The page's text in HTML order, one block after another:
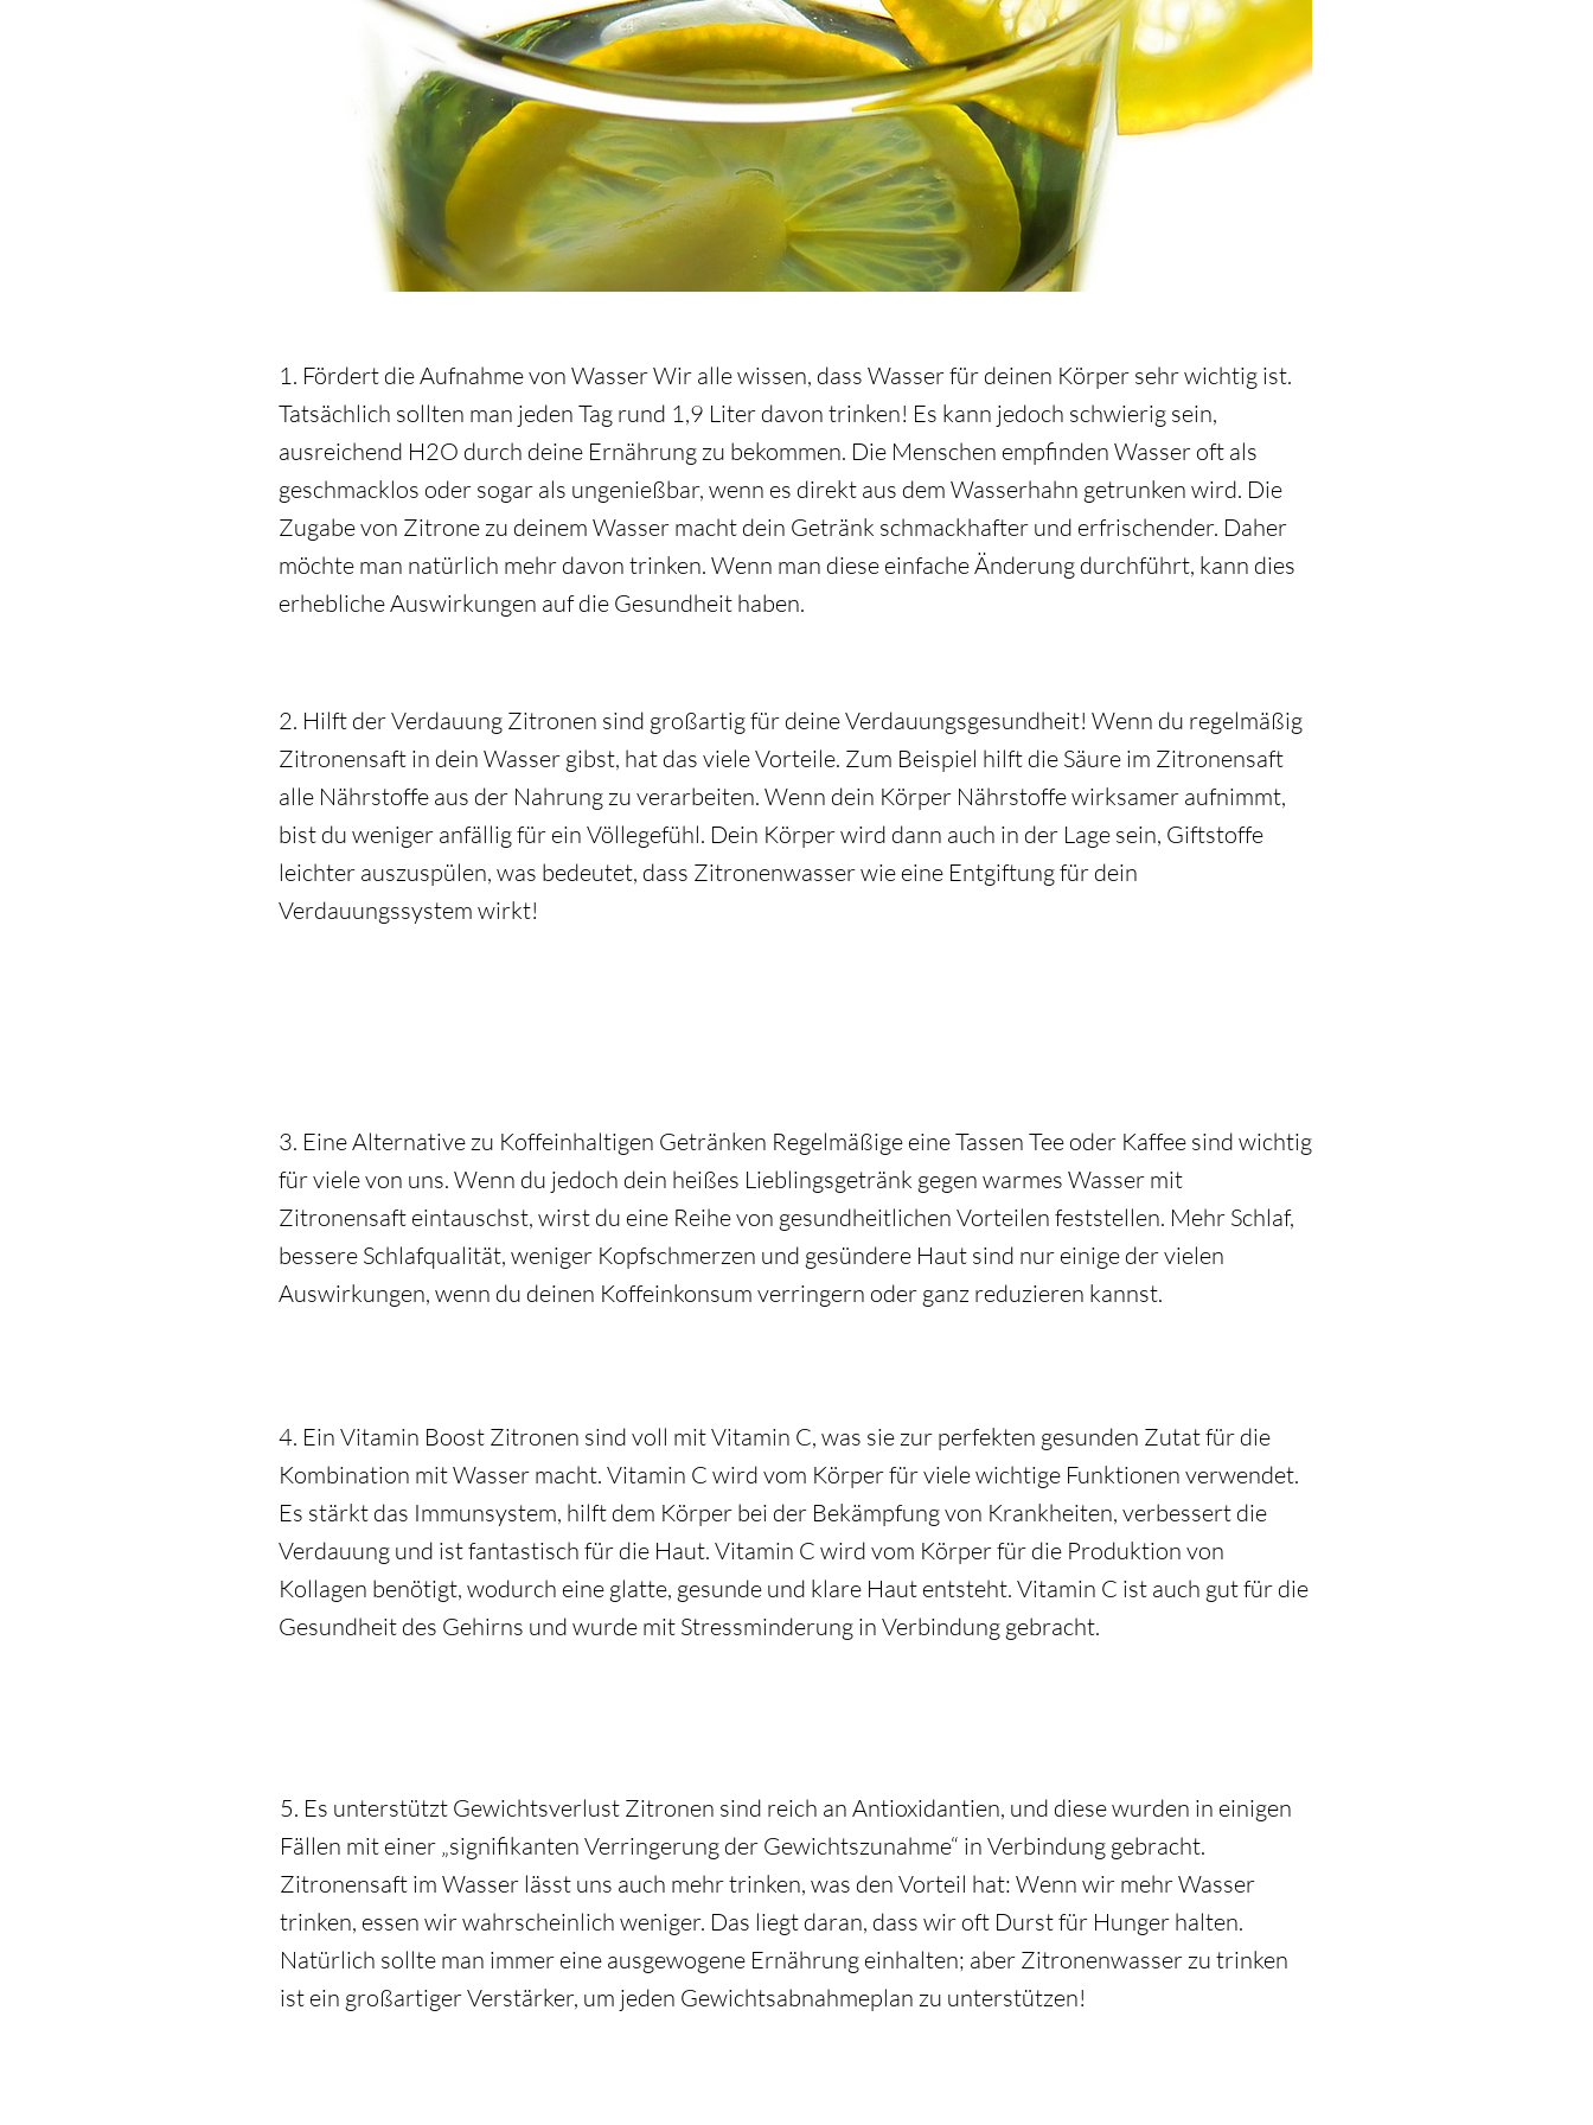
1. Fördert die Aufnahme von Wasser Wir alle wissen, dass Wasser für deinen Körper sehr wichtig ist.
Tatsächlich sollten man jeden Tag rund 1,9 Liter davon trinken! Es kann jedoch schwierig sein,
ausreichend H2O durch deine Ernährung zu bekommen. Die Menschen empfinden Wasser oft als
geschmacklos oder sogar als ungenießbar, wenn es direkt aus dem Wasserhahn getrunken wird. Die
Zugabe von Zitrone zu deinem Wasser macht dein Getränk schmackhafter und erfrischender. Daher
möchte man natürlich mehr davon trinken. Wenn man diese einfache Änderung durchführt, kann dies
erhebliche Auswirkungen auf die Gesundheit haben.
2. Hilft der Verdauung Zitronen sind großartig für deine Verdauungsgesundheit! Wenn du regelmäßig
Zitronensaft in dein Wasser gibst, hat das viele Vorteile. Zum Beispiel hilft die Säure im Zitronensaft
alle Nährstoffe aus der Nahrung zu verarbeiten. Wenn dein Körper Nährstoffe wirksamer aufnimmt,
bist du weniger anfällig für ein Völlegefühl. Dein Körper wird dann auch in der Lage sein, Giftstoffe
leichter auszuspülen, was bedeutet, dass Zitronenwasser wie eine Entgiftung für dein
Verdauungssystem wirkt!
3. Eine Alternative zu Koffeinhaltigen Getränken Regelmäßige eine Tassen Tee oder Kaffee sind wichtig
für viele von uns. Wenn du jedoch dein heißes Lieblingsgetränk gegen warmes Wasser mit
Zitronensaft eintauschst, wirst du eine Reihe von gesundheitlichen Vorteilen feststellen. Mehr Schlaf,
bessere Schlafqualität, weniger Kopfschmerzen und gesündere Haut sind nur einige der vielen
Auswirkungen, wenn du deinen Koffeinkonsum verringern oder ganz reduzieren kannst.
4. Ein Vitamin Boost Zitronen sind voll mit Vitamin C, was sie zur perfekten gesunden Zutat für die
Kombination mit Wasser macht. Vitamin C wird vom Körper für viele wichtige Funktionen verwendet.
Es stärkt das Immunsystem, hilft dem Körper bei der Bekämpfung von Krankheiten, verbessert die
Verdauung und ist fantastisch für die Haut. Vitamin C wird vom Körper für die Produktion von
Kollagen benötigt, wodurch eine glatte, gesunde und klare Haut entsteht. Vitamin C ist auch gut für die
Gesundheit des Gehirns und wurde mit Stressminderung in Verbindung gebracht.
5. Es unterstützt Gewichtsverlust Zitronen sind reich an Antioxidantien, und diese wurden in einigen
Fällen mit einer „signifikanten Verringerung der Gewichtszunahme“ in Verbindung gebracht.
Zitronensaft im Wasser lässt uns auch mehr trinken, was den Vorteil hat: Wenn wir mehr Wasser
trinken, essen wir wahrscheinlich weniger. Das liegt daran, dass wir oft Durst für Hunger halten.
Natürlich sollte man immer eine ausgewogene Ernährung einhalten; aber Zitronenwasser zu trinken
ist ein großartiger Verstärker, um jeden Gewichtsabnahmeplan zu unterstützen!